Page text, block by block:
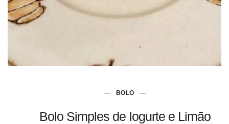
BOLO
Bolo Simples de Iogurte e Limão